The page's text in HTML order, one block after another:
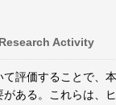
Activity
評価することで、
ある。これらは、